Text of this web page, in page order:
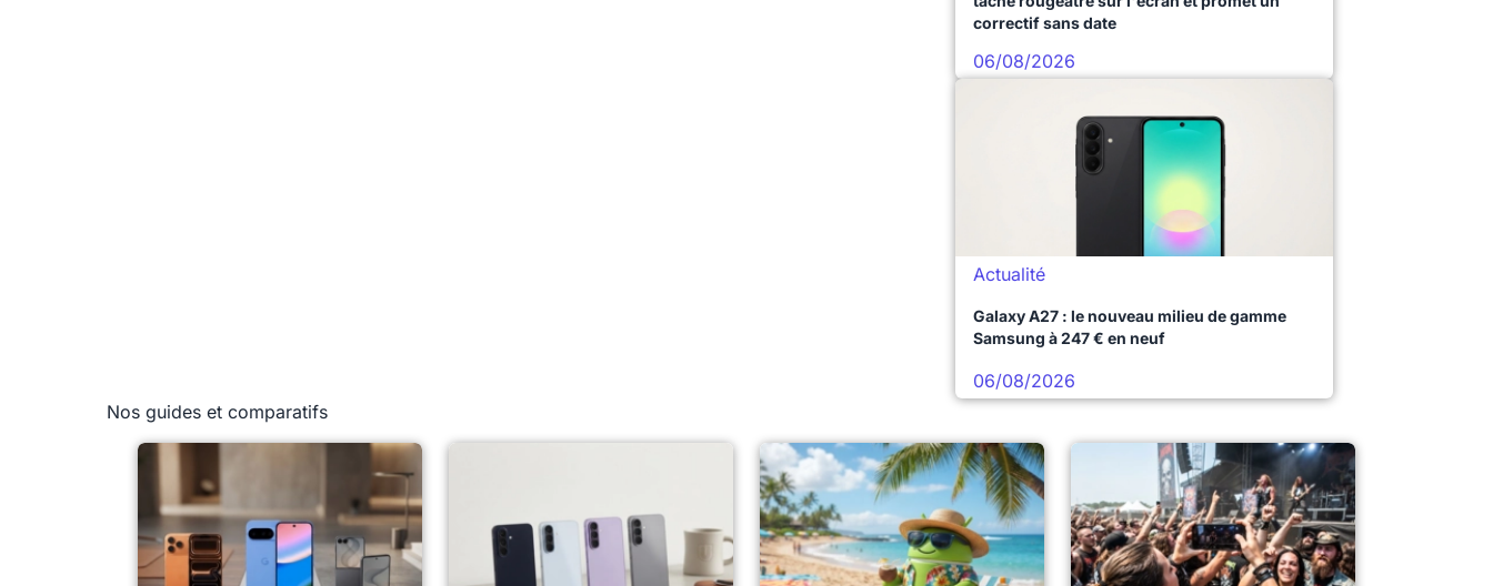
correctif sans date
06/08/2026
Actualité
Galaxy A27 : le nouveau milieu de gamme
Samsung à 247 € en neuf
06/08/2026
Nos guides et comparatifs